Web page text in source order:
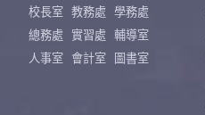
校長室 教務處
學務處
總務處
實習處
輔導室
人事室
會計室 圖書室